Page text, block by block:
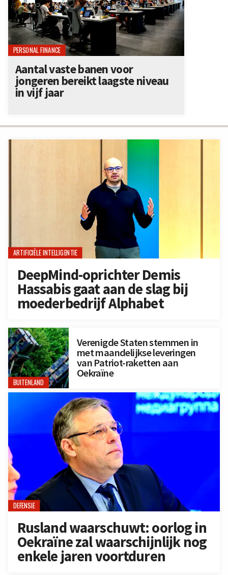
ARTIFICIËLE INTELLIGENTIE
DeepMind-oprichter Demis
Hassabis gaat aan de slag bij
moederbedrijf Alphabet
BUITENLAND
Verenigde Staten stemmen in
met maandelijkse leveringen
van Patriot-raketten aan
Oekraïne
DEFENSIE
Rusland waarschuwt: oorlog in
Oekraïne zal waarschijnlijk nog
enkele jaren voortduren
PERSONAL FINANCE
Aantal vaste banen voor
jongeren bereikt laagste niveau
in vijf jaar